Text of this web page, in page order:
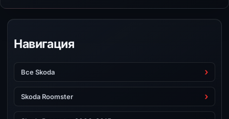
Навигация
Все Skoda
Skoda Roomster